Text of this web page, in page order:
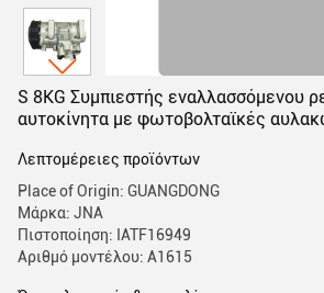
S 8KG Συμπιεστής εναλλασσόμενου
αυτοκίνητα με φωτοβολταϊκές
Λεπτομέρειες προϊόντων
Place of Origin: GUANGDONG
Μάρκα: JNA
Πιστοποίηση: IATF16949
Αριθμό μοντέλου: Α1615